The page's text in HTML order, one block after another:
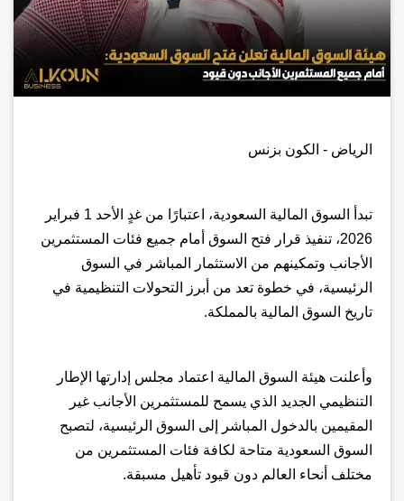
الرياض - الكون بزنس
تبدأ
السوق المالية السعودية، اعتبارًا من غدٍ الأحد 1 فبراير
2026، تنفيذ قرار فتح السوق أمام جميع فئات المستثمرين
الأجانب وتمكينهم من الاستثمار المباشر في السوق
الرئيسية، في خطوة تعد من أبرز التحولات التنظيمية في
تاريخ السوق المالية بالمملكة.
وأعلنت هيئة السوق المالية اعتماد مجلس إدارتها الإطار
التنظيمي الجديد الذي يسمح للمستثمرين الأجانب غير
المقيمين بالدخول المباشر إلى السوق الرئيسية، لتصبح
السوق السعودية متاحة لكافة فئات المستثمرين من
مختلف أنحاء العالم دون قيود تأهيل مسبقة.